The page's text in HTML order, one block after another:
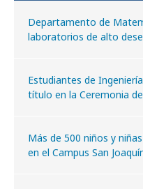
Departamento de
laboratorios de alto
Estudiantes de
título en la Ceremonia
Más de 500 niños y
en el Campus San